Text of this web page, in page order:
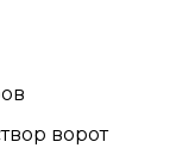
ворот